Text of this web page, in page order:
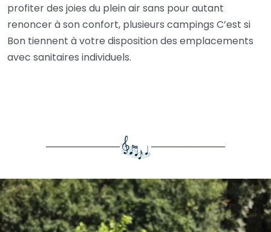
profiter des joies du plein air sans pour autant
renoncer à son confort, plusieurs campings C’est si
Bon tiennent à votre disposition des emplacements
avec sanitaires individuels.